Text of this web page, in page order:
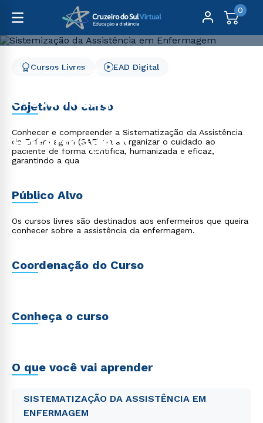
0
Cursos Livres
Saúde
Sistemização da
Assistência em
Enfermagem
Cursos Livres EAD Digital
Objetivo do curso
Conhecer e compreender a Sistematização da Assistência
de Enfermagem (SAE) para organizar o cuidado ao
paciente de forma científica, humanizada e eficaz,
garantindo a qua
Público Alvo
Os cursos livres são destinados aos enfermeiros que queira
conhecer sobre a assistência da enfermagem.
Coordenação do Curso
Conheça o curso
O que você vai aprender
SISTEMATIZAÇÃO DA ASSISTÊNCIA EM
ENFERMAGEM